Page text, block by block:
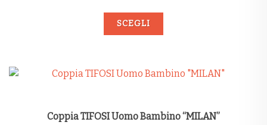
SCEGLI
Coppia TIFOSI Uomo Bambino “MILAN”